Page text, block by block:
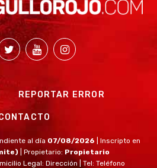
REPORTAR ERROR
al día 07/08/2026
| Inscripto en
| Propietario: Propietario
Legal: Dirección | Tel: Teléfono